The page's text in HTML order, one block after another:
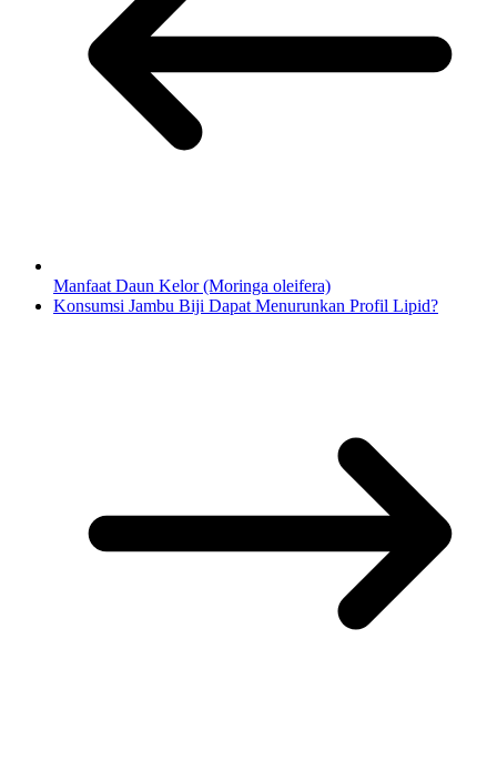
Manfaat Daun Kelor (Moringa oleifera)
Konsumsi Jambu Biji Dapat Menurunkan Profil Lipid?